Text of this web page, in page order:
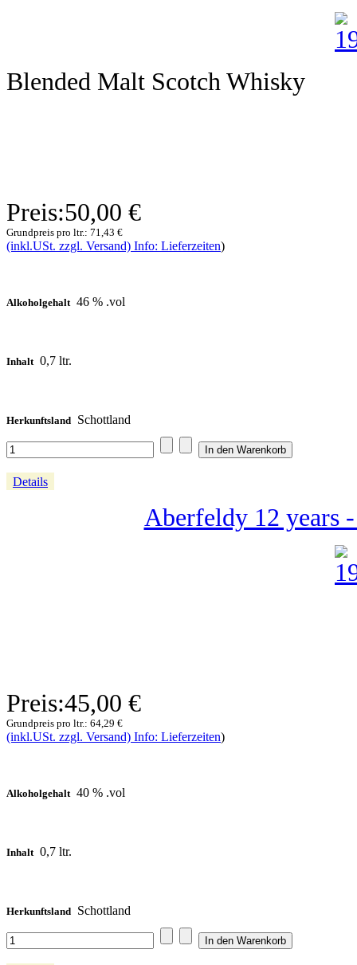
Blended Malt Scotch Whisky
Preis:50,00 €
Grundpreis pro ltr.: 71,43 €
(inkl.USt. zzgl. Versand) Info: Lieferzeiten)
Alkoholgehalt 46 % .vol
Inhalt 0,7 ltr.
Herkunftsland Schottland
Details
Aberfeldy 12 years
Preis:45,00 €
Grundpreis pro ltr.: 64,29 €
(inkl.USt. zzgl. Versand) Info: Lieferzeiten)
Alkoholgehalt 40 % .vol
Inhalt 0,7 ltr.
Herkunftsland Schottland